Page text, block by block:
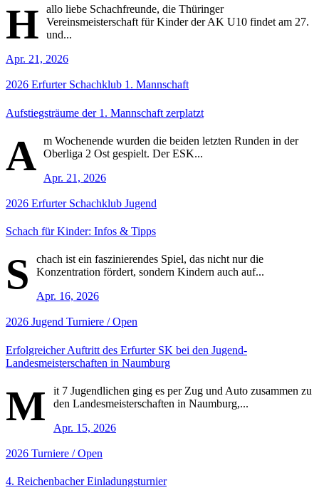
H
allo liebe Schachfreunde, die Thüringer
Vereinsmeisterschaft für Kinder der AK U10 findet am 27.
und...
Apr. 21, 2026
2026 Erfurter Schachklub 1. Mannschaft
Aufstiegsträume der 1. Mannschaft zerplatzt
A m Wochenende wurden die beiden letzten Runden in der
Oberliga 2 Ost gespielt. Der ESK...
Apr. 21, 2026
2026 Erfurter Schachklub Jugend
Schach für Kinder: Infos & Tipps
S
chach ist ein faszinierendes Spiel, das nicht nur die
Konzentration fördert, sondern Kindern auch auf...
Apr. 16, 2026
2026 Jugend Turniere / Open
Erfolgreicher Auftritt des Erfurter SK bei den Jugend-
Landesmeisterschaften in Naumburg
M
it 7 Jugendlichen ging es per Zug und Auto zusammen zu
den Landesmeisterschaften in Naumburg,...
Apr. 15, 2026
2026 Turniere / Open
4. Reichenbacher Einladungsturnier